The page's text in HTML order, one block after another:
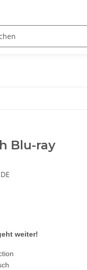
Idols/Cosplay
Blu-ray
weiter!